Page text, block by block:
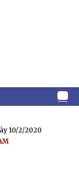
10/2/2020